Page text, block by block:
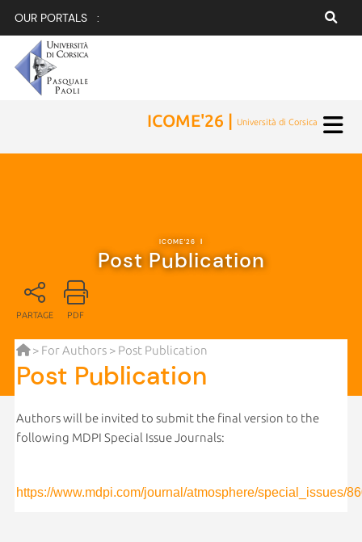
OUR PORTALS :
ICOME'26 | Università di Corsica
ICOME'26 |
Post Publication
PARTAGE PDF
> For Authors> Post Publication
Post Publication
Authors will be invited to submit the final version to the
following MDPI Special Issue Journals:
https://www.mdpi.com/journal/atmosphere/special_issues/